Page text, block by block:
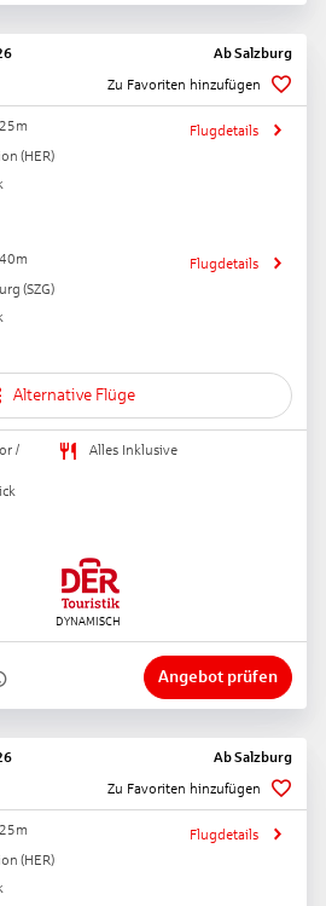
AbSalzburg
Zu Favoriten hinzufügen
(HER)
Flugdetails
(SZG)
Flugdetails
Alternative Flüge
/
Alles Inklusive
Angebot prüfen
AbSalzburg
Zu Favoriten hinzufügen
(HER)
Flugdetails